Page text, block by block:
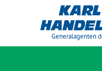
Generalagenten